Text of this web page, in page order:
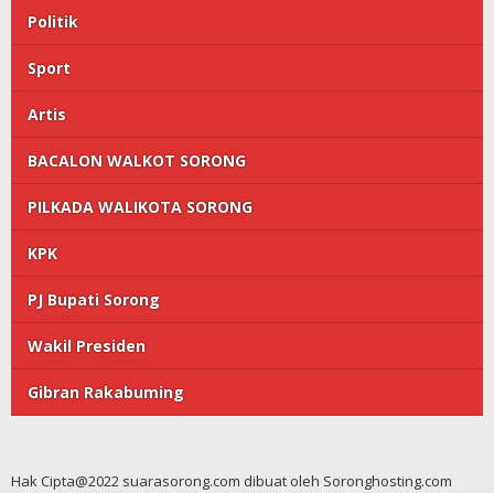
Politik
Sport
Artis
BACALON WALKOT SORONG
PILKADA WALIKOTA SORONG
KPK
PJ Bupati Sorong
Wakil Presiden
Gibran Rakabuming
Hak Cipta@2022 suarasorong.com dibuat oleh Soronghosting.com